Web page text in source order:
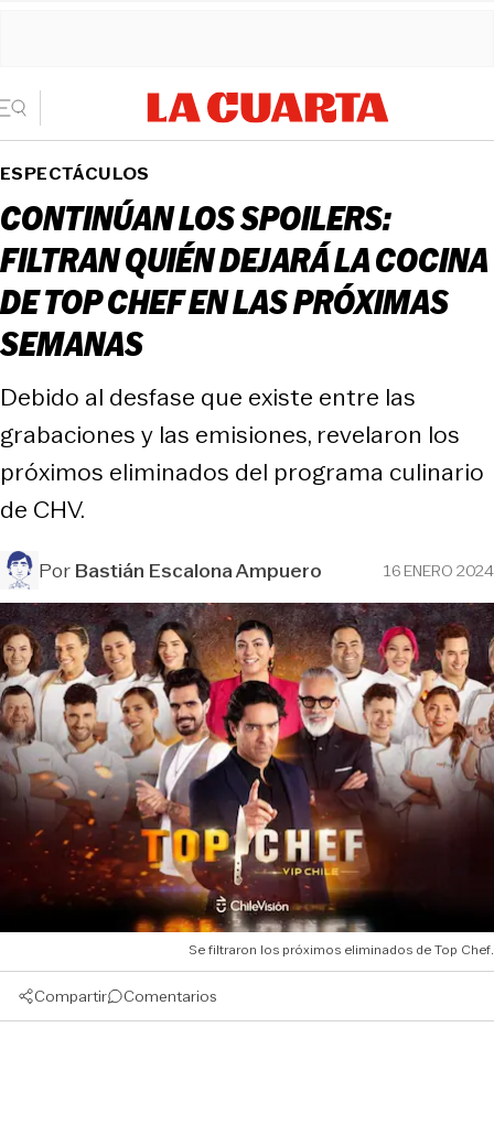
ESPECTÁCULOS
CONTINÚAN LOS SPOILERS:
FILTRAN QUIÉN DEJARÁ LA COCINA
DE TOP CHEF EN LAS PRÓXIMAS
SEMANAS
Debido al desfase que existe entre las
grabaciones y las emisiones, revelaron los
próximos eliminados del programa culinario
de CHV.
PorBastián Escalona Ampuero 16 ENERO 2024
Se filtraron los próximos eliminados de Top Chef.
Compartir Comentarios